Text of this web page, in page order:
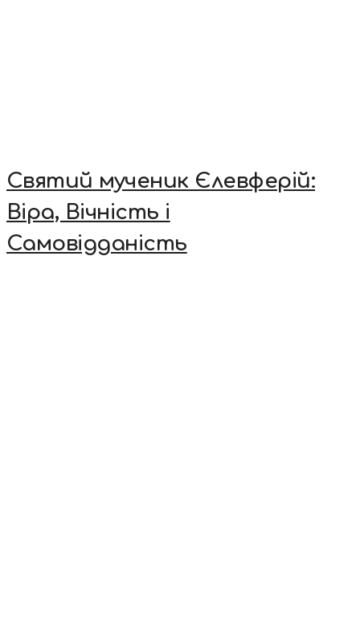
Святий мученик Єлевферій:
Віра, Вічність і
Самовідданість